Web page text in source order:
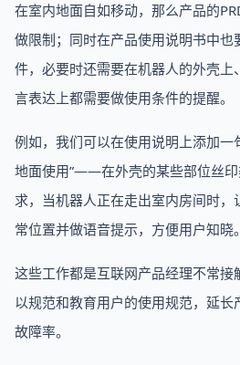
在室内地面自如移动，那么产品的
做限制；同时在产品使用说明书中
件，必要时还需要在机器人的外壳上
言表达上都需要做使用条件的提醒。
例如，我们可以在使用说明上添加一
地面使用”——在外壳的某些部位丝
求，当机器人正在走出室内房间时
常位置并做语音提示，方便用户知晓。
这些工作都是互联网产品经理不常
以规范和教育用户的使用规范，延长
故障率。